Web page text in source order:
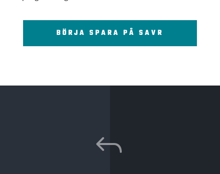
BÖRJA SPARA PÅ SAVR
J